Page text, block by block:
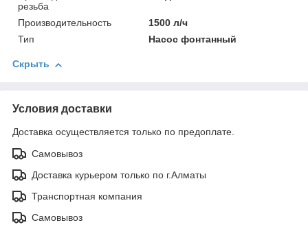
резьба
Производительность
1500 л/ч
Тип
Насос фонтанный
Скрыть
Условия доставки
Доставка осуществляется только по предоплате.
Самовывоз
Доставка курьером только по г.Алматы
Транспортная компания
Самовывоз